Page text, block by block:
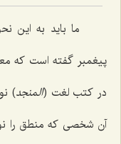
ما باید به این
پیغمبر گفته است که
در کتب لغت (المنجد)
آن شخصی که منطق را